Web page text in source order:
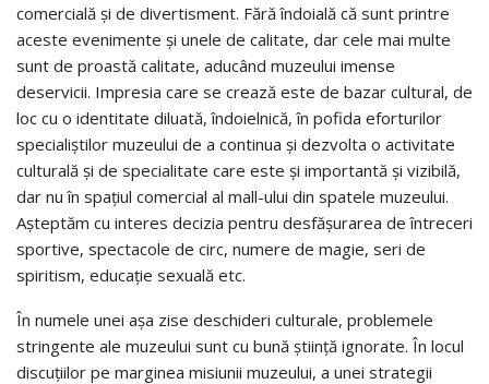
comercială şi de divertisment. Fără îndoială că sunt printre
aceste evenimente şi unele de calitate, dar cele mai multe
sunt de proastă calitate, aducând muzeului imense
deservicii. Impresia care se crează este de bazar cultural, de
loc cu o identitate diluată, îndoielnică, în pofida eforturilor
specialiştilor muzeului de a continua şi dezvolta o activitate
culturală şi de specialitate care este şi importantă şi vizibilă,
dar nu în spaţiul comercial al mall-ului din spatele muzeului.
Aşteptăm cu interes decizia pentru desfăşurarea de întreceri
sportive, spectacole de circ, numere de magie, seri de
spiritism, educaţie sexuală etc.
În numele unei aşa zise deschideri culturale, problemele
stringente ale muzeului sunt cu bună ştiinţă ignorate. În locul
discuţiilor pe marginea misiunii muzeului, a unei strategii